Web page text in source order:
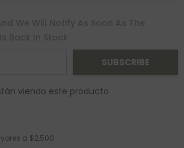
SUBSCRIBE
viendo este producto
a $2,500